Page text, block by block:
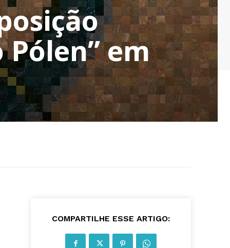
Pólen” em
COMPARTILHE ESSE ARTIGO: